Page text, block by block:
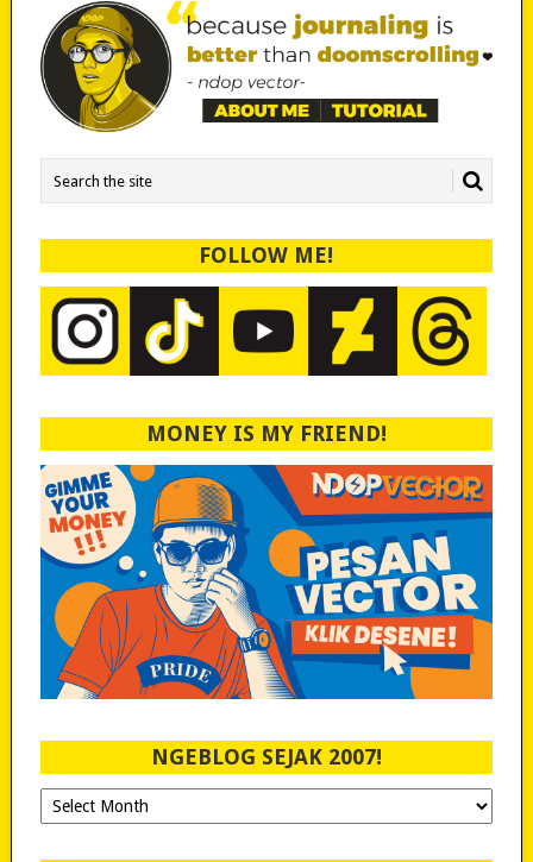
FOLLOW ME!
MONEY IS MY FRIEND!
NGEBLOG SEJAK 2007!
Ngeblog
Sejak